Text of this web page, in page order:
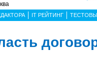
IT РЕЙТИНГ